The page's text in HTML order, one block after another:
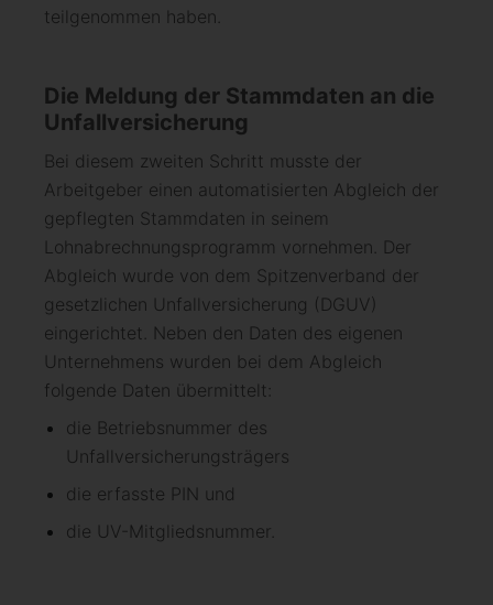
teilgenommen haben.
Die Meldung der Stammdaten an die
Unfallversicherung
Bei diesem zweiten Schritt musste der
Arbeitgeber einen automatisierten Abgleich der
gepflegten Stammdaten in seinem
Lohnabrechnungsprogramm vornehmen. Der
Abgleich wurde von dem Spitzenverband der
gesetzlichen Unfallversicherung (DGUV)
eingerichtet. Neben den Daten des eigenen
Unternehmens wurden bei dem Abgleich
folgende Daten übermittelt:
die Betriebsnummer des
Unfallversicherungsträgers
die erfasste PIN und
die UV-Mitgliedsnummer.